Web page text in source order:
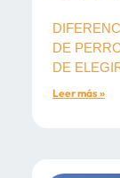
DE
DE
Leer más »